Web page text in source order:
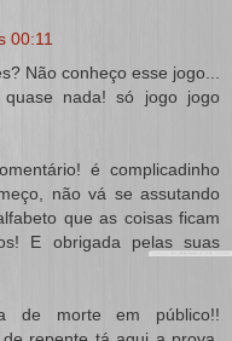
00:11
Não conheço esse jogo...
nada! só jogo jogo
é complicadinho
não vá se assutando
que as coisas ficam
E obrigada pelas suas
de morte em público!!